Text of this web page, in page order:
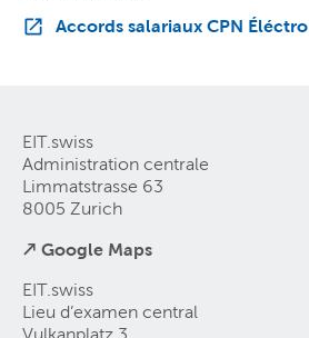
Accords salariaux CPN Éléctro
EIT.swiss
Administration centrale
Limmatstrasse 63
8005 Zurich
↗ Google Maps
EIT.swiss
Lieu d’examen central
Vulkanplatz 3